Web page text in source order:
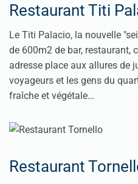
Restaurant Titi
Le Titi Palacio, la nouvelle
de 600m2 de bar, restaurant,
adresse place aux allures de
voyageurs et les gens du
fraîche et végétale…
Restaurant